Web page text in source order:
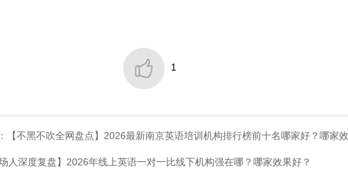
 1
【不黑不吹全网盘点】2026最新南京英语培训机构排行榜前十名哪家好？哪家
人深度复盘】2026年线上英语一对一比线下机构强在哪？哪家效果好？